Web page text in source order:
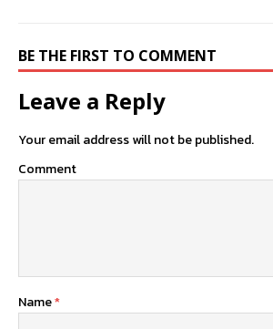
BE THE FIRST TO COMMENT
Leave a Reply
Your email address will not be published.
Comment
Name*